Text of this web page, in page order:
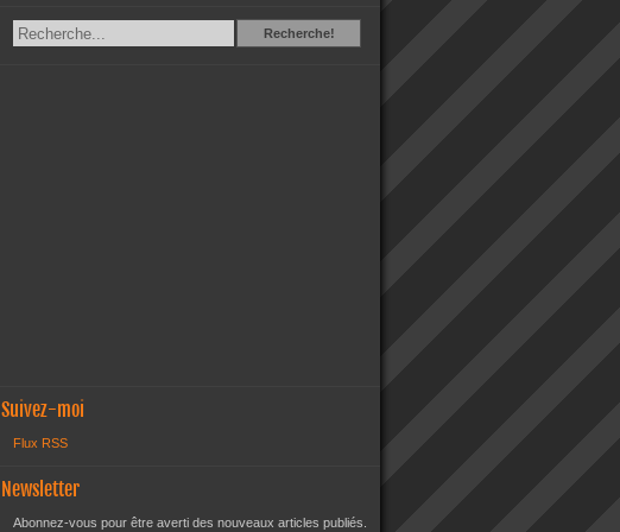
RechercheRecherche!
Suivez-moi
Flux RSS
Newsletter
Abonnez-vous pour être averti des nouveaux articles publiés.